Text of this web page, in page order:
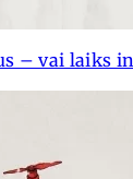
– vai laiks